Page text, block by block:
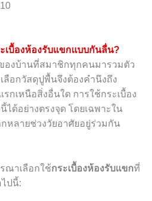
เบื้องห้องรับแขกแบบกันลื่น?
องบ้านที่สมาชิกทุกคนมารวมตัว
ลือกวัสดุปูพื้นจึงต้องคำนึงถึง
กเหนือสิ่งอื่นใด การใช้กระเบื้อง
ได้อย่างตรงจุด โดยเฉพาะใน
หลายช่วงวัยอาศัยอยู่ร่วมกัน
ณาเลือกใช้กระเบื้องห้องรับแขกที่
ปนี้: